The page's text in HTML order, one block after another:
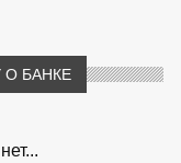
БАНКЕ